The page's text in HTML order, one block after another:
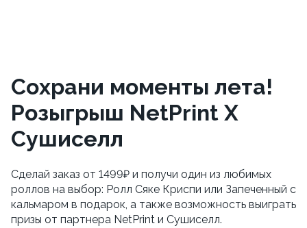
Сохрани моменты лета!
Розыгрыш NetPrint X
Сушиселл
Сделай заказ от 1499₽ и получи один из любимых
роллов на выбор: Ролл Сяке Криспи или Запеченный с
кальмаром в подарок, а также возможность выиграть
призы от партнера NetPrint и Сушиселл.